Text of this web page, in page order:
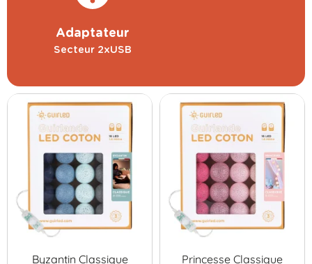
Adaptateur
Secteur 2xUSB
Byzantin Classique
Princesse Classique